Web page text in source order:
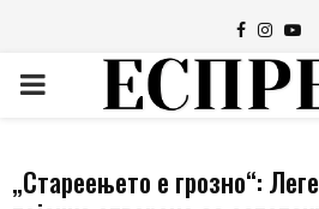
Facebook
PRIMARY
„Стареењето е грозно“: